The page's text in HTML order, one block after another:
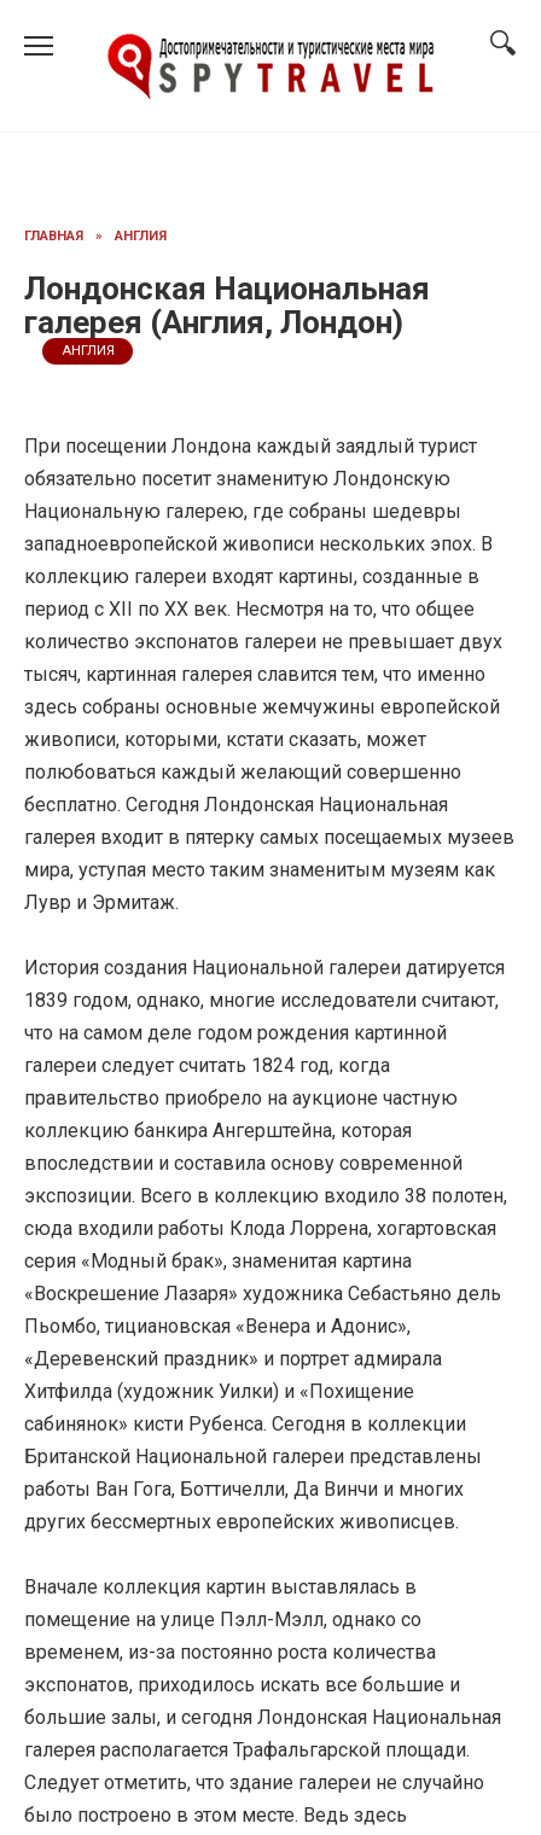
содержанию
ГЛАВНАЯ » АНГЛИЯ
Лондонская Национальная
галерея (Англия, Лондон)
АНГЛИЯ
При посещении Лондона каждый заядлый турист
обязательно посетит знаменитую Лондонскую
Национальную галерею, где собраны шедевры
западноевропейской живописи нескольких эпох. В
коллекцию галереи входят картины, созданные в
период с ХІІ по ХХ век. Несмотря на то, что общее
количество экспонатов галереи не превышает двух
тысяч, картинная галерея славится тем, что именно
здесь собраны основные жемчужины европейской
живописи, которыми, кстати сказать, может
полюбоваться каждый желающий совершенно
бесплатно. Сегодня Лондонская Национальная
галерея входит в пятерку самых посещаемых музеев
мира, уступая место таким знаменитым музеям как
Лувр и Эрмитаж.
История создания Национальной галереи датируется
1839 годом, однако, многие исследователи считают,
что на самом деле годом рождения картинной
галереи следует считать 1824 год, когда
правительство приобрело на аукционе частную
коллекцию банкира Ангерштейна, которая
впоследствии и составила основу современной
экспозиции. Всего в коллекцию входило 38 полотен,
сюда входили работы Клода Лоррена, хогартовская
серия «Модный брак», знаменитая картина
«Воскрешение Лазаря» художника Себастьяно дель
Пьомбо, тициановская «Венера и Адонис»,
«Деревенский праздник» и портрет адмирала
Хитфилда (художник Уилки) и «Похищение
сабинянок» кисти Рубенса. Сегодня в коллекции
Британской Национальной галереи представлены
работы Ван Гога, Боттичелли, Да Винчи и многих
других бессмертных европейских живописцев.
Вначале коллекция картин выставлялась в
помещение на улице Пэлл-Мэлл, однако со
временем, из-за постоянно роста количества
экспонатов, приходилось искать все большие и
большие залы, и сегодня Лондонская Национальная
галерея располагается Трафальгарской площади.
Следует отметить, что здание галереи не случайно
было построено в этом месте. Ведь здесь